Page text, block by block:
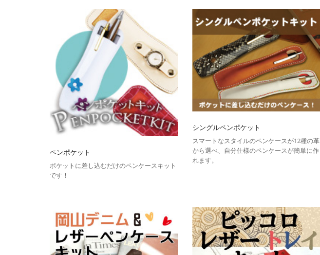
ペンポケット
ポケットに差し込むだけのペンケースキット
です！
シングルペンポケット
スマートなスタイルのペンケースが12種の革
から選べ、自分仕様のペンケースが簡単に作
れます。